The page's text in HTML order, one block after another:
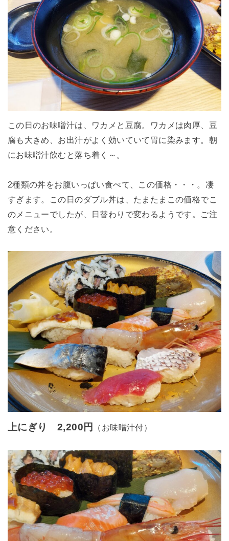
この日のお味噌汁は、ワカメと豆腐。ワカメは肉厚、豆
腐も大きめ、お出汁がよく効いていて胃に染みます。朝
にお味噌汁飲むと落ち着く～。
2種類の丼をお腹いっぱい食べて、この価格・・・。凄
すぎます。この日のダブル丼は、たまたまこの価格でこ
のメニューでしたが、日替わりで変わるようです。ご注
意ください。
上にぎり 2,200円 （お味噌汁付）